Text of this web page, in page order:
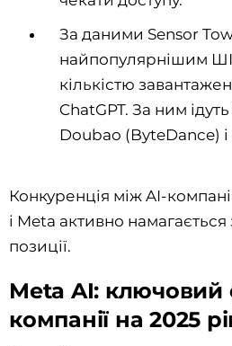
За даними Sensor
найпопулярнішим
кількістю
ChatGPT. За ним
Doubao (ByteDance)
Конкуренція між AI-
і Meta активно намагається
позиції.
Meta AI: ключовий
компанії на 2025